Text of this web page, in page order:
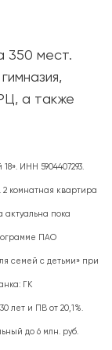
350 мест.
а также
ИНН 5904407293.
комнатная квартира
актуальна пока
ПАО
семей с детьми» при
ГК
лет и ПВ от 20,1%.
до 6 млн. руб.